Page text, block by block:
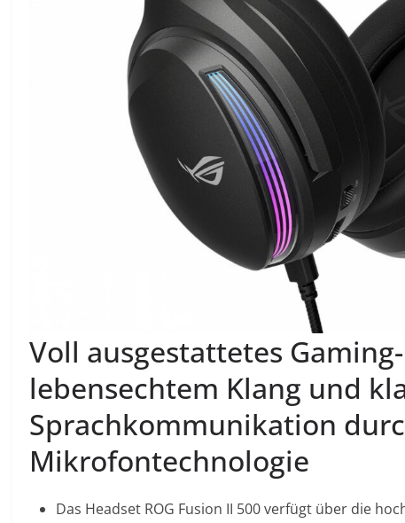
Voll ausgestattetes
lebensechtem Klang und
Sprachkommunikation
Mikrofontechnologie
Das Headset ROG Fusion II 500 verfügt über die